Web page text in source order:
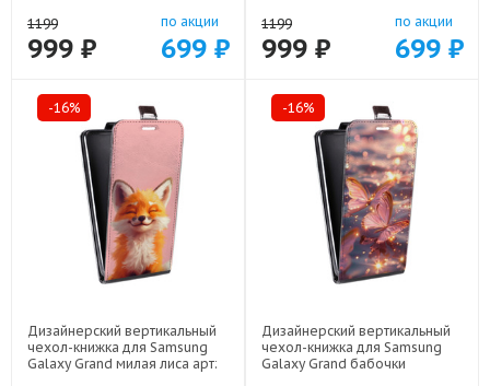
1199
999 ₽
по акции
699 ₽
1199
999 ₽
по акции
699 ₽
-16%
Дизайнерский вертикальный
чехол-книжка для Samsung
Galaxy Grand милая лиса арт:
-16%
Дизайнерский вертикальный
чехол-книжка для Samsung
Galaxy Grand бабочки